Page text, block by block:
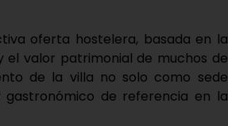
oferta hostelera, basada en la
el valor patrimonial de muchos de
de la villa no solo como sede
de referencia en la